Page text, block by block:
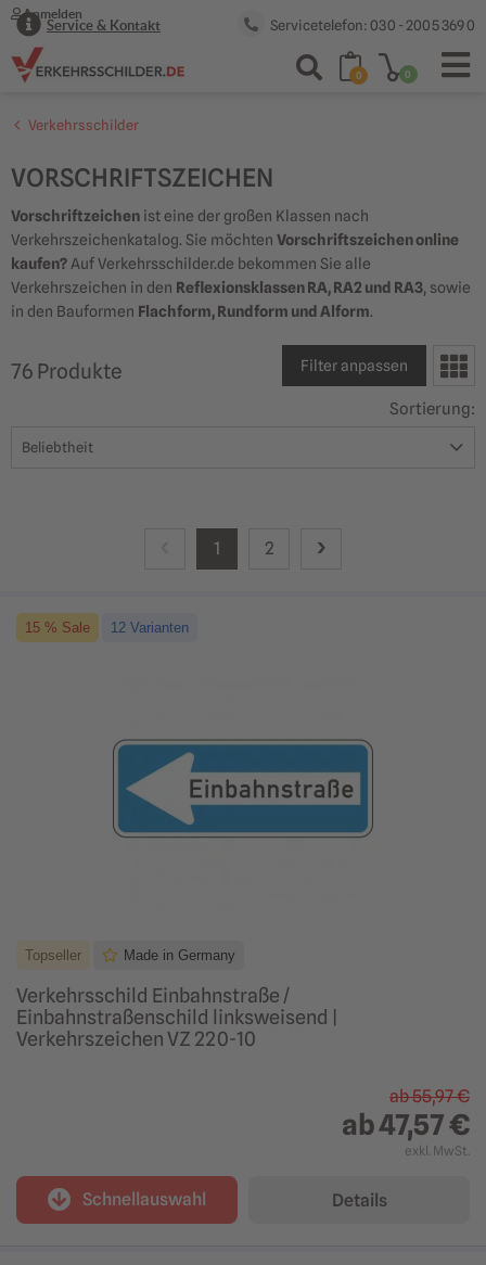
Servicetelefon: 030 - 2005 369 0
Service & Kontakt
Anmelden
0 0
Verkehrsschilder
VORSCHRIFTSZEICHEN
Vorschriftzeichen ist eine der großen Klassen nach
Verkehrszeichenkatalog. Sie möchten Vorschriftszeichen online
kaufen? Auf Verkehrsschilder.de bekommen Sie alle
Verkehrszeichen in den Reflexionsklassen RA, RA2 und RA3, sowie
in den Bauformen Flachform, Rundform und Alform.
76 Produkte
Sortierung:
Filter anpassen
1 2 ›
15 % Sale 12 Varianten
Topseller Made in Germany
Verkehrsschild Einbahnstraße /
Einbahnstraßenschild linksweisend |
Verkehrszeichen VZ 220-10
ab55,97 €
ab47,57 €
exkl. MwSt.
Schnellauswahl Details